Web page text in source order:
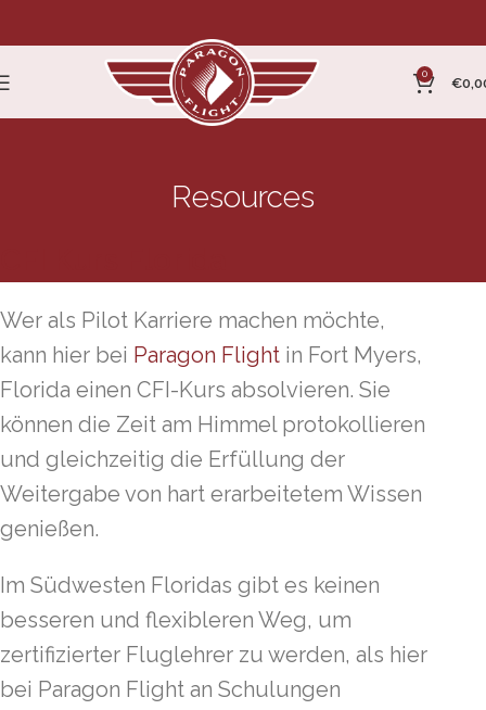
0
€
Resources
Wer als Pilot Karriere machen möchte,
kann hier bei Paragon Flight in Fort Myers,
Florida einen CFI-Kurs absolvieren. Sie
können die Zeit am Himmel protokollieren
und gleichzeitig die Erfüllung der
Weitergabe von hart erarbeitetem Wissen
genießen.
Im Südwesten Floridas gibt es keinen
besseren und flexibleren Weg, um
zertifizierter Fluglehrer zu werden, als hier
bei Paragon Flight an Schulungen